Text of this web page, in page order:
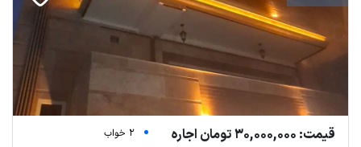
قیمت: 30,000,000 تومان اجاره
2 خواب